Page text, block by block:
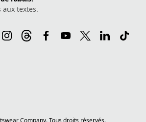
aux textes.
Company. Tous droits réservés.